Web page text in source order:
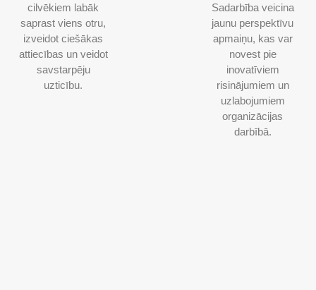
cilvēkiem labāk
saprast viens otru,
izveidot ciešākas
attiecības un veidot
savstarpēju
uzticību.
Sadarbība veicina
jaunu perspektīvu
apmaiņu, kas var
novest pie
inovatīviem
risinājumiem un
uzlabojumiem
organizācijas
darbībā.